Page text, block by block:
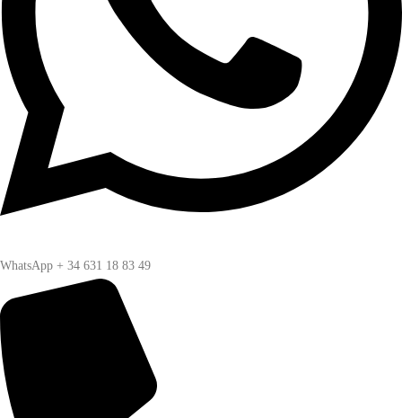
WhatsApp + 34 631 18 83 49